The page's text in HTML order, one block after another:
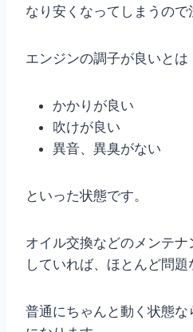
なり安くなってしまうので
エンジンの調子が良いとは
かかりが良い
吹けが良い
異音、異臭がない
といった状態です。
オイル交換などのメンテ
していれば、ほとんど問題
普通にちゃんと動く状態